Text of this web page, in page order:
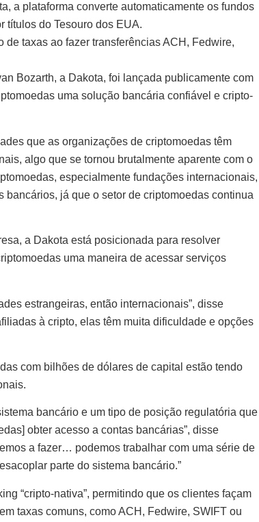
a plataforma converte automaticamente os fundos
títulos do Tesouro dos EUA.
taxas ao fazer transferências ACH, Fedwire,
Bozarth, a Dakota, foi lançada publicamente com
uma solução bancária confiável e cripto-
que as organizações de criptomoedas têm
algo que se tornou brutalmente aparente com o
especialmente fundações internacionais,
já que o setor de criptomoedas continua
a Dakota está posicionada para resolver
uma maneira de acessar serviços
estrangeiras, então internacionais”, disse
à cripto, elas têm muita dificuldade e opções
com bilhões de dólares de capital estão tendo
bancário e um tipo de posição regulatória que
obter acesso a contas bancárias”, disse
a fazer… podemos trabalhar com uma série de
parte do sistema bancário.”
“cripto-nativa”, permitindo que os clientes façam
taxas comuns, como ACH, Fedwire, SWIFT ou